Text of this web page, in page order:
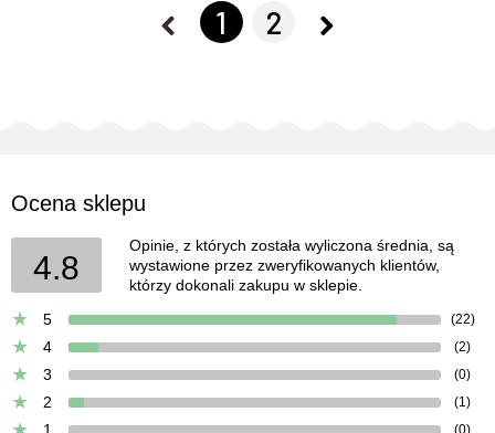
1 2
Ocena sklepu
4.8
Opinie, z których została wyliczona średnia, są
wystawione przez zweryfikowanych klientów,
którzy dokonali zakupu w sklepie.
5
(22)
4 (2)
3 (0)
2 (1)
1 (0)